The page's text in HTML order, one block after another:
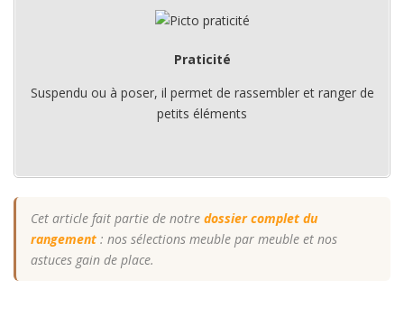
Praticité
Suspendu ou à poser, il permet de rassembler et ranger de
petits éléments
Cet article fait partie de notre dossier complet du
rangement : nos sélections meuble par meuble et nos
astuces gain de place.